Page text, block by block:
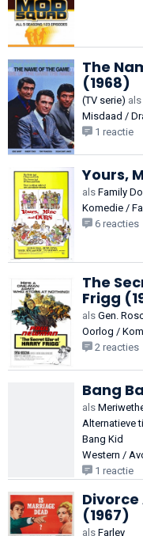
The
(1968)
(TV serie) als
Misdaad /
1 reactie
Yours,
als Family
Komedie /
6 reacties
The
Frigg
als Gen.
Oorlog /
2 reacties
Bang
als
Alternatieve
Bang Kid
Western /
1 reactie
(1967)
als Farley